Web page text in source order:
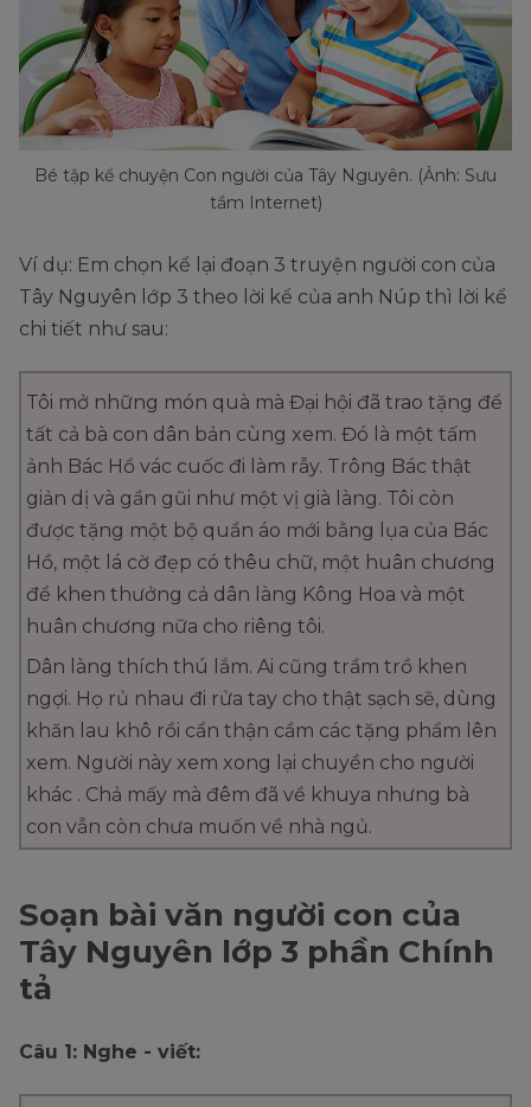
Bé tập kể chuyện Con người của Tây Nguyên. (Ảnh: Sưu
tầm Internet)
Ví dụ: Em chọn kể lại đoạn 3 truyện người con của
Tây Nguyên lớp 3 theo lời kể của anh Núp thì lời kể
chi tiết như sau:
Tôi mở những món quà mà Đại hội đã trao tặng để
tất cả bà con dân bản cùng xem. Đó là một tấm
ảnh Bác Hồ vác cuốc đi làm rẫy. Trông Bác thật
giản dị và gần gũi như một vị già làng. Tôi còn
được tặng một bộ quần áo mới bằng lụa của Bác
Hồ, một lá cờ đẹp có thêu chữ, một huân chương
để khen thưởng cả dân làng Kông Hoa và một
huân chương nữa cho riêng tôi.
Dân làng thích thú lắm. Ai cũng trầm trồ khen
ngợi. Họ rủ nhau đi rửa tay cho thật sạch sẽ, dùng
khăn lau khô rồi cẩn thận cầm các tặng phẩm lên
xem. Người này xem xong lại chuyền cho người
khác . Chả mấy mà đêm đã về khuya nhưng bà
con vẫn còn chưa muốn về nhà ngủ.
Soạn bài văn người con của
Tây Nguyên lớp 3 phần Chính
tả
Câu 1: Nghe - viết: